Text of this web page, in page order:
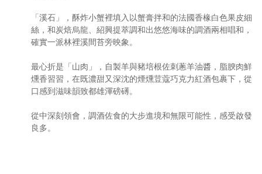
「溪石」，酥炸小蟹裡填入以蟹膏拌和的法國香椽白色果皮細
絲，和炭焙烏龍、紹興提萃調和出悠悠海味的調酒兩相唱和，
確實一派林裡溪間苔旁映象。
最心折是「山肉」，自製羊與豬培根佐刺蔥羊油醬，脂腴肉鮮
燻香習習，在既濃甜又深沈的煙燻荳蔻巧克力紅酒包裹下，從
口感到滋味韻致都雄渾磅礡。
從中深刻領會，調酒佐食的大步進境和無限可能性，感受啟發
良多。